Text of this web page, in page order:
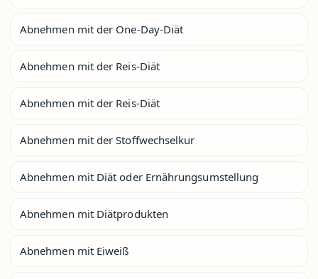
Abnehmen mit der One-Day-Diät
Abnehmen mit der Reis-Diät
Abnehmen mit der Reis-Diät
Abnehmen mit der Stoffwechselkur
Abnehmen mit Diät oder Ernährungsumstellung
Abnehmen mit Diätprodukten
Abnehmen mit Eiweiß